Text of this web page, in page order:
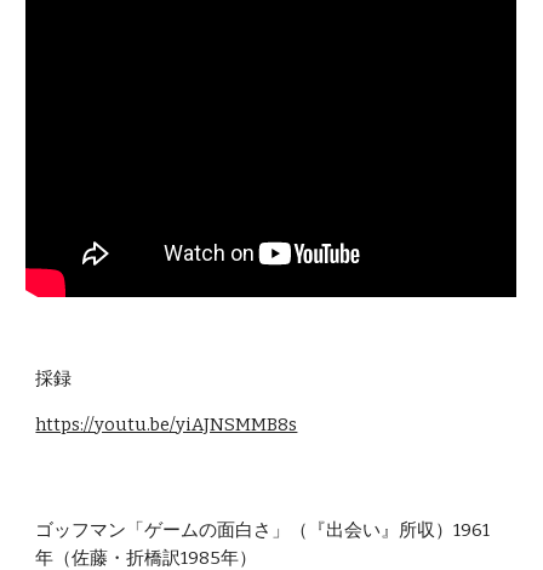
採録
https://youtu.be/yiAJNSMMB8s
ゴッフマン「ゲームの面白さ」（『出会い』所収）1961
年（佐藤・折橋訳1985年）